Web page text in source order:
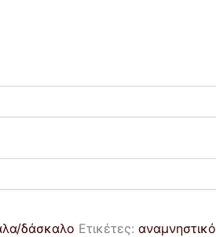
δάσκαλο Ετικέτες: αναμνηστικό